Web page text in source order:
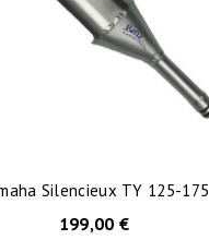
Silencieux TY 125-175
199,00 €